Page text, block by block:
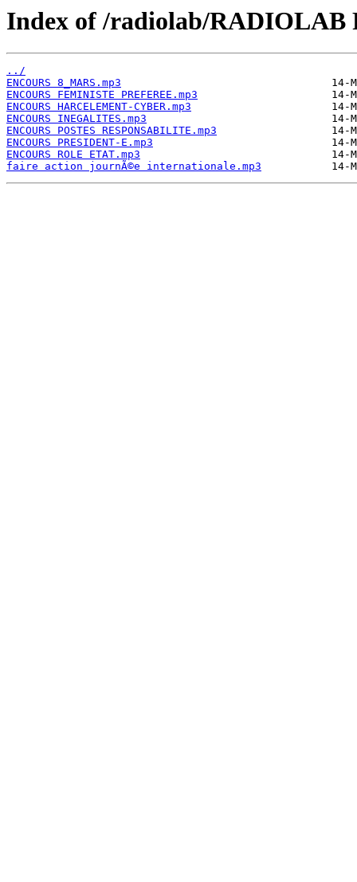
Index of /radiolab/RADIOLAB
../
ENCOURS 8_MARS.mp3
ENCOURS FEMINISTE PREFEREE.mp3
ENCOURS HARCELEMENT-CYBER.mp3
ENCOURS INEGALITES.mp3
ENCOURS POSTES RESPONSABILITE.mp3
ENCOURS PRESIDENT-E.mp3
ENCOURS ROLE ETAT.mp3
faire action journÃ©e internationale.mp3